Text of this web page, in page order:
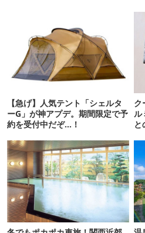
【急げ】人気テント「シェルタ
ーG」が神アプデ。期間限定で予
約を受付中だぞ…！
ク
ル
と